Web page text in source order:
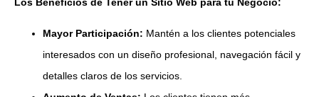
Mayor Participación: Mantén a los clientes potenciales
interesados con un diseño profesional, navegación fácil y
detalles claros de los servicios.